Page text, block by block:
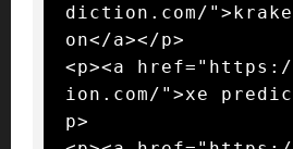
diction.com/
on</a></p>
<p><a
ion.com/">xe
p>